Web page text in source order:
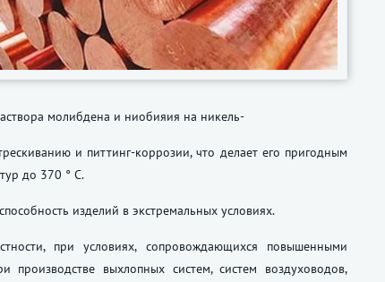
молибдена и ниобияия на никель-
и питтинг-коррозии, что делает его пригодным
до 370 ° C.
изделий в экстремальных условиях.
при условиях, сопровождающихся повышенными
выхлопных систем, систем воздуховодов,